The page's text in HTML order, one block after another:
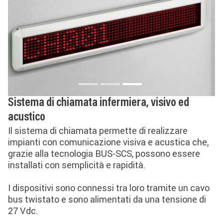
Sistema di chiamata infermiera, visivo ed
acustico
Il sistema di chiamata permette di realizzare
impianti con comunicazione visiva e acustica che,
grazie alla tecnologia BUS-SCS, possono essere
installati con semplicità e rapidità.
I dispositivi sono connessi tra loro tramite un cavo
bus twistato e sono alimentati da una tensione di
27 Vdc.